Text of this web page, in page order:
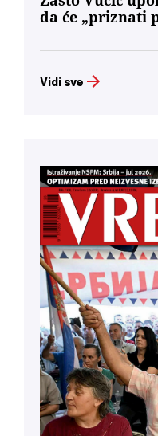
da će „priznati
Vidi sve